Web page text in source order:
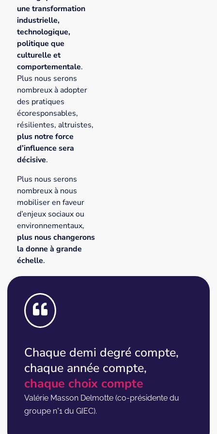
Chaque demi degré compte,
chaque année compte,
chaque choix compte
Valérie Masson Delmotte (co-présidente du
groupe n°1 du GIEC).
une transformation
industrielle,
technologique,
politique que
culturelle et
comportementale.
Plus nous serons
nombreux à adopter
des pratiques
écoresponsables,
résilientes, altruistes,
plus notre force
d’influence sera
décisive.
Plus nous serons
nombreux à nous
mobiliser en faveur
d’enjeux sociaux ou
environnementaux,
plus nous changerons
la donne à grande
échelle.